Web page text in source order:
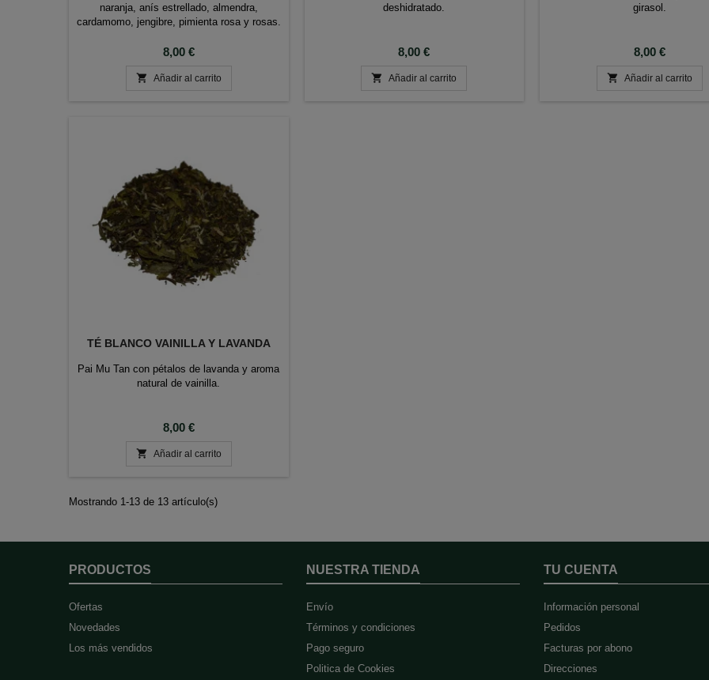
naranja, anís estrellado, almendra,
cardamomo, jengibre, pimienta rosa y rosas.
Precio
8,00 €
 Añadir al carrito
deshidratado.
Precio
8,00 €
 Añadir al carrito
girasol.
Precio
8,00 €
 Añadir al carrito
TÉ BLANCO VAINILLA Y LAVANDA
Pai Mu Tan con pétalos de lavanda y aroma
natural de vainilla.
Precio
8,00 €
 Añadir al carrito
Mostrando 1-13 de 13 artículo(s)
PRODUCTOS
Ofertas
Novedades
Los más vendidos
NUESTRA TIENDA
Envío
Términos y condiciones
Pago seguro
Politica de Cookies
TU CUENTA
Información personal
Pedidos
Facturas por abono
Direcciones